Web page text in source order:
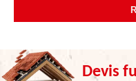
Devis